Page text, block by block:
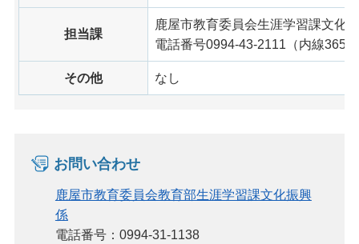
担当課
鹿屋市教育委員会生涯学習課文化
電話番号0994-43-2111（内線3652
その他 なし
お問い合わせ
鹿屋市教育委員会教育部生涯学習課文化振興
係
電話番号：0994-31-1138